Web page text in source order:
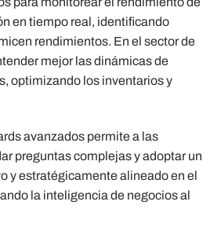
en tiempo real, identificando
rendimientos. En el sector de
mejor las dinámicas de
optimizando los inventarios y
avanzados permite a las
preguntas complejas y adoptar un
y estratégicamente alineado en el
la inteligencia de negocios al